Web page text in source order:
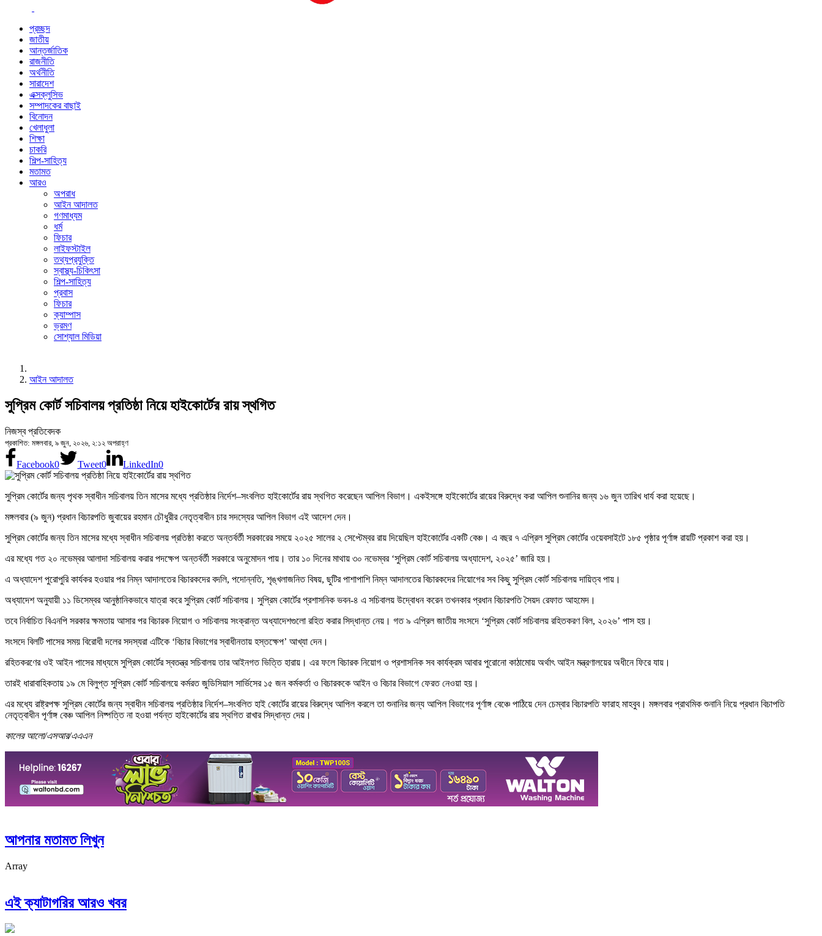
প্রচ্ছদ
জাতীয়
আন্তর্জাতিক
রাজনীতি
অর্থনীতি
সারাদেশ
এক্সক্লুসিভ
সম্পাদকের বাছাই
বিনোদন
খেলাধুলা
শিক্ষা
চাকরি
শিল্প-সাহিত্য
মতামত
আরও
অপরাধ
আইন আদালত
গণমাধ্যম
ধর্ম
ফিচার
লাইফস্টাইল
তথ্যপ্রযুক্তি
স্বাস্থ্য-চিকিৎসা
শিল্প-সাহিত্য
প্রবাস
ফিচার
ক্যাম্পাস
ভ্রমণ
সোশ্যাল মিডিয়া
আইন আদালত
সুপ্রিম কোর্ট সচিবালয় প্রতিষ্ঠা নিয়ে হাইকোর্টের রায় স্থগিত
নিজস্ব প্রতিবেদক
প্রকাশিত: মঙ্গলবার, ৯ জুন, ২০২৬, ২:১২ অপরাহ্ণ
Facebook0 Tweet0 LinkedIn0
সুপ্রিম কোর্টের জন্য পৃথক স্বাধীন সচিবালয় তিন মাসের মধ্যে প্রতিষ্ঠার নির্দেশ–সংবলিত হাইকোর্টের রায় স্থগিত করেছেন আপিল বিভাগ। একইসঙ্গে হাইকোর্টের রায়ের বিরুদ্ধে করা আপিল শুনানির জন্য ১৬ জুন তারিখ ধার্য করা হয়েছে।
মঙ্গলবার (৯ জুন) প্রধান বিচারপতি জুবায়ের রহমান চৌধুরীর নেতৃত্বাধীন চার সদস্যের আপিল বিভাগ এই আদেশ দেন।
সুপ্রিম কোর্টের জন্য তিন মাসের মধ্যে স্বাধীন সচিবালয় প্রতিষ্ঠা করতে অন্তর্বর্তী সরকারের সময়ে ২০২৫ সালের ২ সেপ্টেম্বর রায় দিয়েছিল হাইকোর্টের একটি বেঞ্চ। এ বছর ৭ এপ্রিল সুপ্রিম কোর্টের ওয়েবসাইটে ১৮৫ পৃষ্ঠার পূর্ণাঙ্গ রায়টি প্রকাশ করা হয়।
এর মধ্যে গত ২০ নভেম্বর আলাদা সচিবালয় করার পদক্ষেপ অন্তর্বর্তী সরকারে অনুমোদন পায়। তার ১০ দিনের মাথায় ৩০ নভেম্বর ‘সুপ্রিম কোর্ট সচিবালয় অধ্যাদেশ, ২০২৫’ জারি হয়।
এ অধ্যাদেশ পুরোপুরি কার্যকর হওয়ার পর নিম্ন আদালতের বিচারকদের বদলি, পদোন্নতি, শৃঙ্খলাজনিত বিষয়, ছুটির পাশাপাশি নিম্ন আদালতের বিচারকদের নিয়োগের সব কিছু সুপ্রিম কোর্ট সচিবালয় দায়িত্ব পায়।
অধ্যাদেশ অনুযায়ী ১১ ডিসেম্বর আনুষ্ঠানিকভাবে যাত্রা করে সুপ্রিম কোর্ট সচিবালয়। সুপ্রিম কোর্টের প্রশাসনিক ভবন-৪ এ সচিবালয় উদ্বোধন করেন তখনকার প্রধান বিচারপতি সৈয়দ রেফাত আহমেদ।
তবে নির্বাচিত বিএনপি সরকার ক্ষমতায় আসার পর বিচারক নিয়োগ ও সচিবালয় সংক্রান্ত অধ্যাদেশগুলো রহিত করার সিদ্ধান্ত নেয়। গত ৯ এপ্রিল জাতীয় সংসদে ‘সুপ্রিম কোর্ট সচিবালয় রহিতকরণ বিল, ২০২৬’ পাস হয়।
সংসদে বিলটি পাসের সময় বিরোধী দলের সদস্যরা এটিকে ‘বিচার বিভাগের স্বাধীনতায় হস্তক্ষেপ’ আখ্যা দেন।
রহিতকরণের ওই আইন পাসের মাধ্যমে সুপ্রিম কোর্টের স্বতন্ত্র সচিবালয় তার আইনগত ভিত্তি হারায়। এর ফলে বিচারক নিয়োগ ও প্রশাসনিক সব কার্যক্রম আবার পুরোনো কাঠামোয় অর্থাৎ আইন মন্ত্রণালয়ের অধীনে ফিরে যায়।
তারই ধারাবাহিকতায় ১৯ মে বিলুপ্ত সুপ্রিম কোর্ট সচিবালয়ে কর্মরত জুডিসিয়াল সার্ভিসের ১৫ জন কর্মকর্তা ও বিচারককে আইন ও বিচার বিভাগে ফেরত নেওয়া হয়।
এর মধ্যে রাষ্ট্রপক্ষ সুপ্রিম কোর্টের জন্য স্বাধীন সচিবালয় প্রতিষ্ঠার নির্দেশ–সংবলিত হাই কোর্টের রায়ের বিরুদ্ধে আপিল করলে তা শুনানির জন্য আপিল বিভাগের পূর্ণাঙ্গ বেঞ্চে পাঠিয়ে দেন চেম্বার বিচারপতি ফারাহ মাহবুব। মঙ্গলবার প্রাথমিক শুনানি নিয়ে প্রধান বিচাপতি
নেতৃত্বাধীন পূর্ণাঙ্গ বেঞ্চ আপিল নিষ্পত্তি না হওয়া পর্যন্ত হাইকোর্টের রায় স্থগিত রাখার সিদ্ধান্ত দেয়।
কালের আলো/এসআর/এএএন
আপনার মতামত লিখুন
Array
এই ক্যাটাগরির আরও খবর